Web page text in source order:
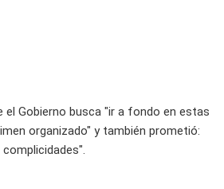
el Gobierno busca "ir a fondo en estas
organizado" y también prometió: